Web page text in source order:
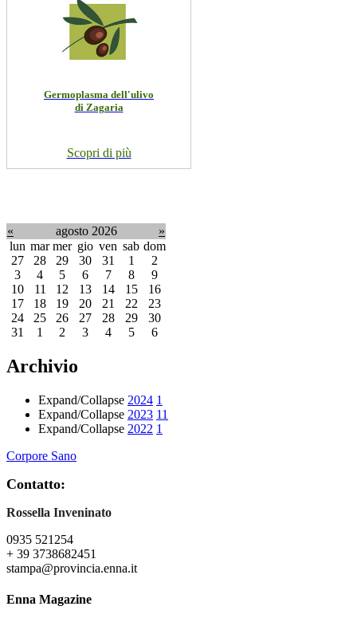
Germoplasma dell'ulivo
di Zagaria
Scopri di più
« agosto 2026
»
lun mar mer gio ven sab dom
27
28 29 30 31 1
2
3
4 5 6 7 8
9
10
11 12 13 14 15
16
17
18 19 20 21 22
23
24
25 26 27 28 29
30
31
1 2 3 4 5 6
Archivio
Expand/Collapse 2024 1
Expand/Collapse 2023 11
Expand/Collapse 2022 1
Corpore Sano
Contatto:
Rossella Inveninato
0935 521254
+ 39 3738682451
stampa@provincia.enna.it
Enna Magazine